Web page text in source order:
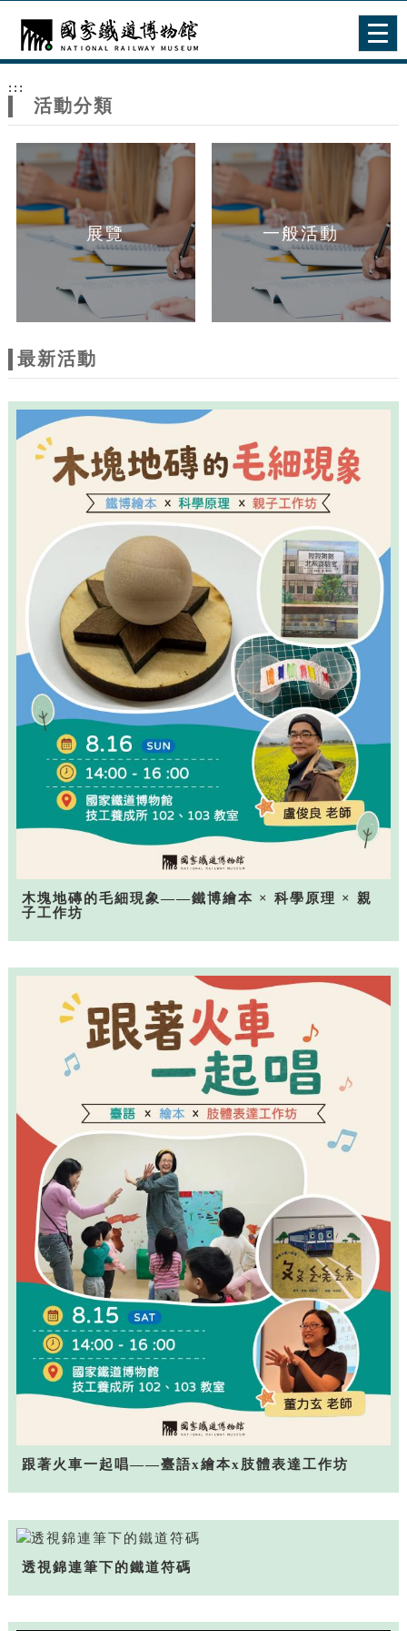
網
站
主
題
:::
活動分類
展覽 一般活動
最新活動
木塊地磚的毛細現象——鐵博繪本 × 科學原理 × 親
子工作坊
跟著火車一起唱——臺語x繪本x肢體表達工作坊
透視錦連筆下的鐵道符碼